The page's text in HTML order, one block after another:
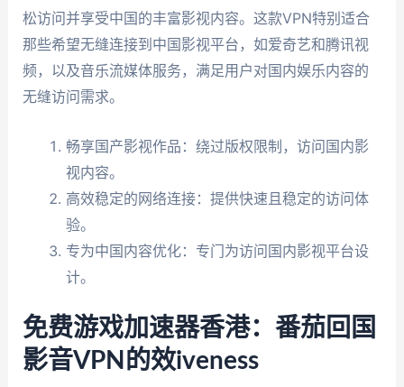
松访问并享受中国的丰富影视内容。这款VPN特别适合
那些希望无缝连接到中国影视平台，如爱奇艺和腾讯视
频，以及音乐流媒体服务，满足用户对国内娱乐内容的
无缝访问需求。
畅享国产影视作品：绕过版权限制，访问国内影
视内容。
高效稳定的网络连接：提供快速且稳定的访问体
验。
专为中国内容优化：专门为访问国内影视平台设
计。
免费游戏加速器香港：番茄回国
影音VPN的效iveness